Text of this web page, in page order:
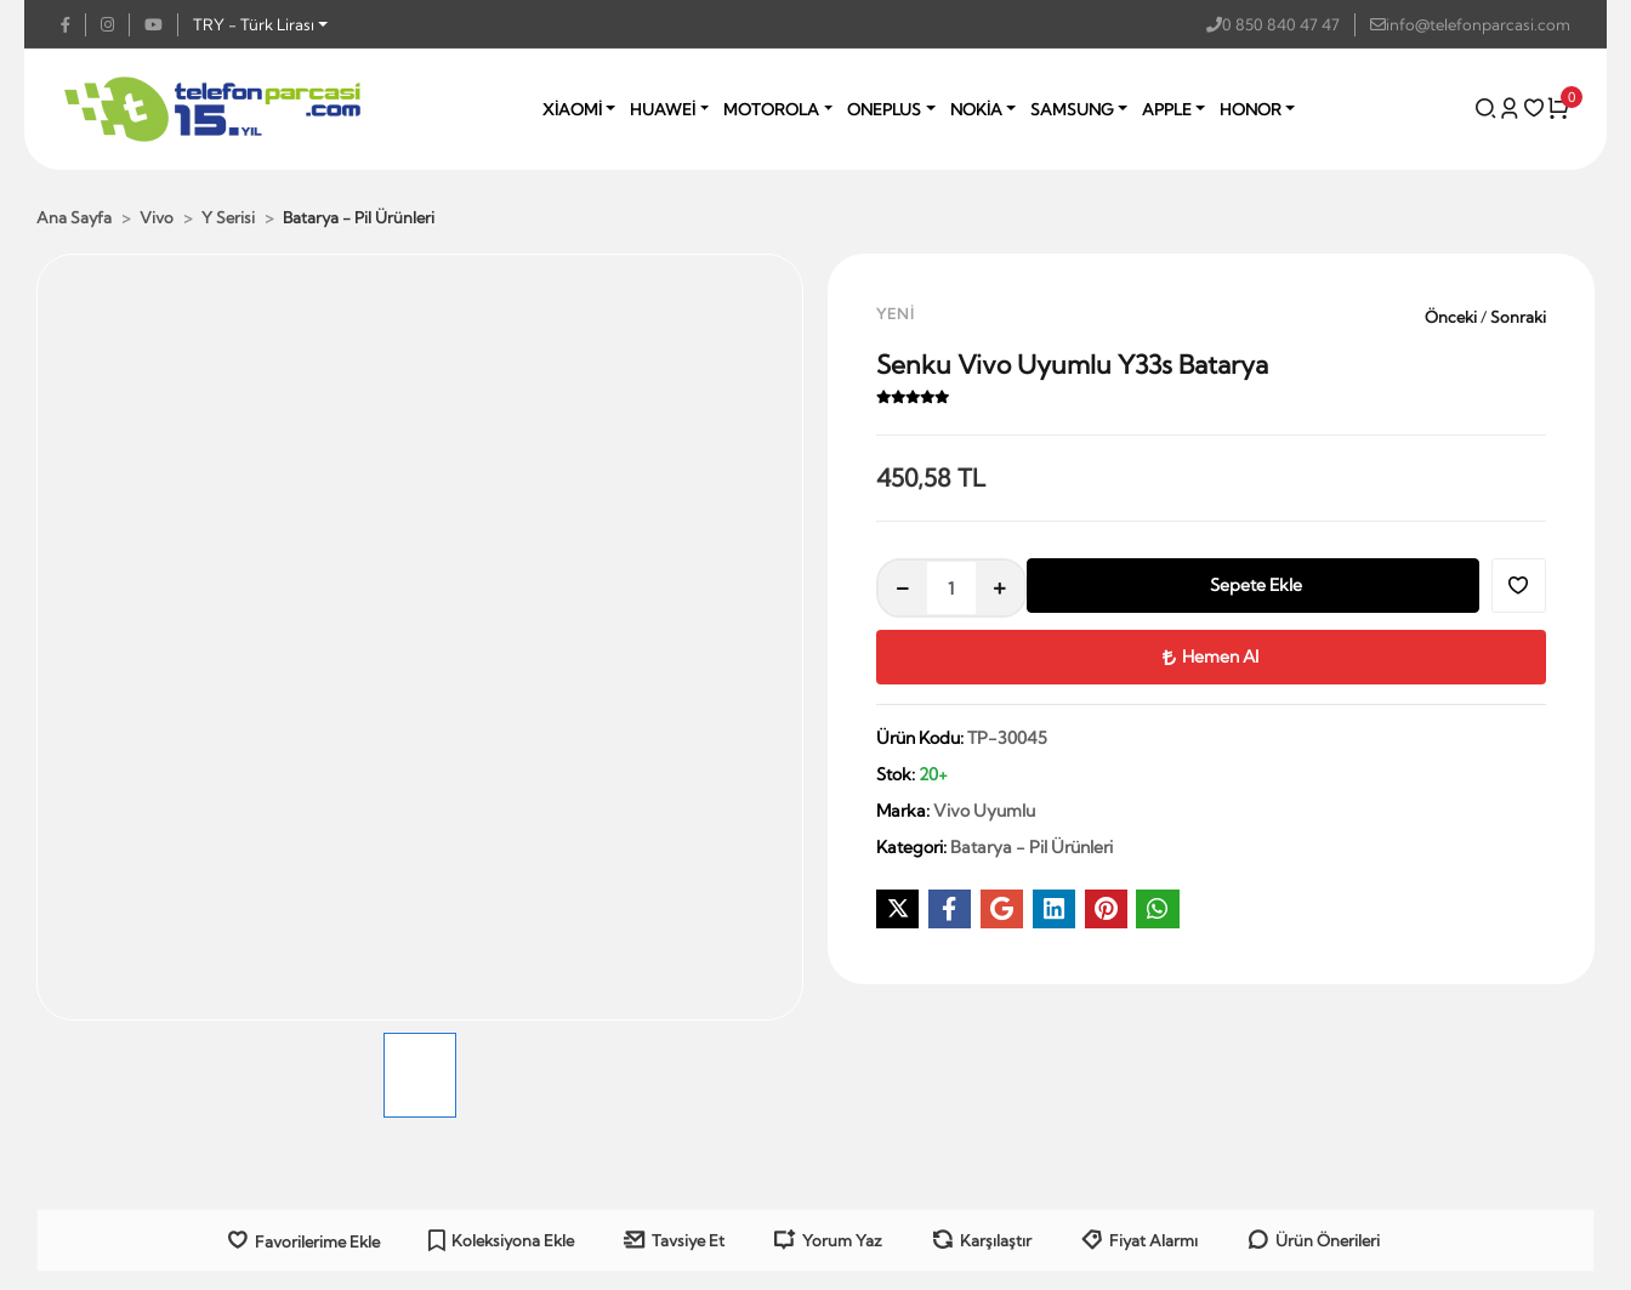
TRY - Türk Lirası 0 850 840 47 47 info@telefonparcasi.com
XİAOMİ HUAWEİ MOTOROLA ONEPLUS NOKİA SAMSUNG APPLE HONOR
0
Ana Sayfa Vivo Y Serisi Batarya - Pil Ürünleri
YENİ Önceki/Sonraki
Senku Vivo Uyumlu Y33s Batarya
450,58 TL
Sepete Ekle
Hemen Al
Ürün Kodu:TP-30045
Stok: 20+
Marka:Vivo Uyumlu
Kategori: Batarya - Pil Ürünleri
Favorilerime Ekle Koleksiyona Ekle Tavsiye Et Yorum Yaz Karşılaştır Fiyat Alarmı Ürün Önerileri